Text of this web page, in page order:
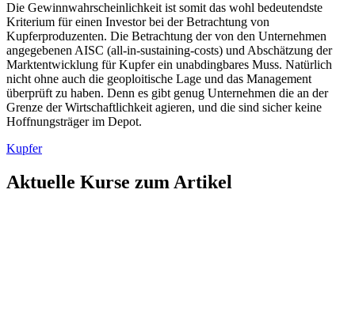
Die Gewinnwahrscheinlichkeit ist somit das wohl bedeutendste
Kriterium für einen Investor bei der Betrachtung von
Kupferproduzenten. Die Betrachtung der von den Unternehmen
angegebenen AISC (all-in-sustaining-costs) und Abschätzung der
Marktentwicklung für Kupfer ein unabdingbares Muss. Natürlich
nicht ohne auch die geoploitische Lage und das Management
überprüft zu haben. Denn es gibt genug Unternehmen die an der
Grenze der Wirtschaftlichkeit agieren, und die sind sicher keine
Hoffnungsträger im Depot.
Kupfer
Aktuelle Kurse zum Artikel